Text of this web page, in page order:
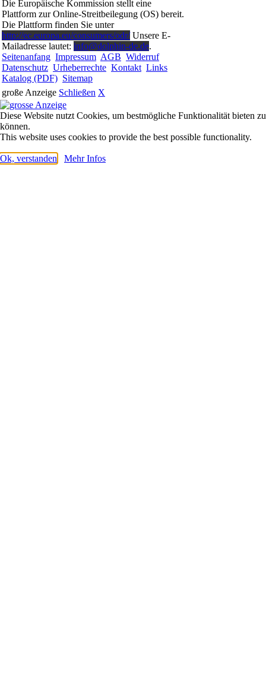
Die Europäische Kommission stellt eine
Plattform zur Online-Streitbeilegung (OS) bereit.
Die Plattform finden Sie unter
http://ec.europa.eu/consumers/odr/Unsere E-
Mailadresse lautet: info@dolphin-de.de.
Seitenanfang Impressum AGB Widerruf
Datenschutz Urheberrechte Kontakt Links
Katalog (PDF) Sitemap
große Anzeige Schließen X
Diese Website nutzt Cookies, um bestmögliche Funktionalität bieten zu
können.
This website uses cookies to provide the best possible functionality.
Ok, verstanden Mehr Infos